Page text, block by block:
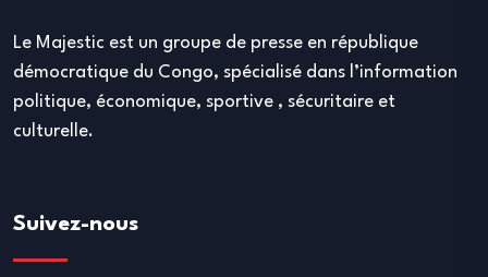
Le Majestic est un groupe de presse en république
démocratique du Congo, spécialisé dans l’information
politique, économique, sportive , sécuritaire et
culturelle.
Suivez-nous